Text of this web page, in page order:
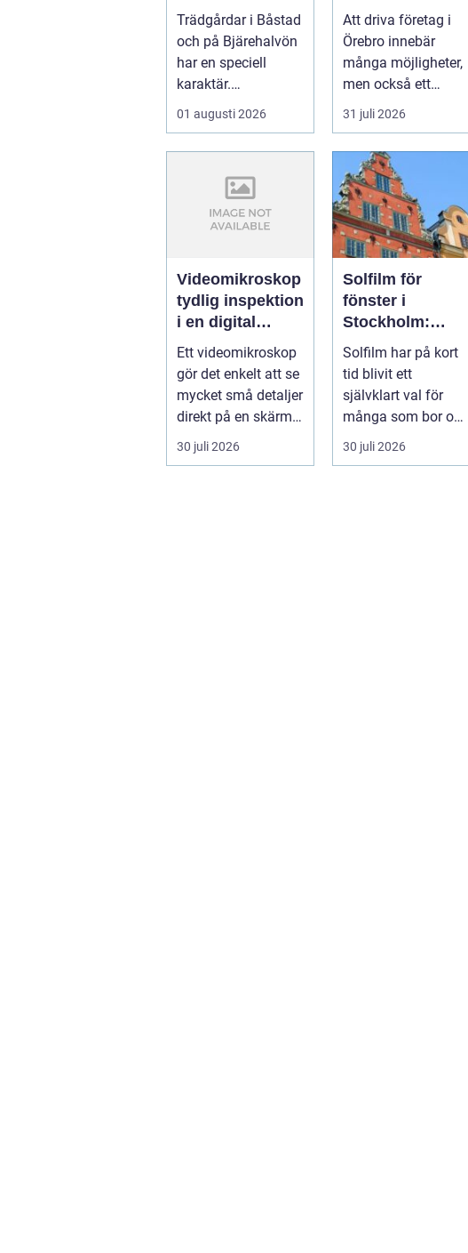
hållbar och
vacker trädgård
på bjäre
Trädgårdar i Båstad
och på Bjärehalvön
har en speciell
karaktär.
Kombinationen av
närheten till have...
01 augusti 2026
företagare
tryggare
ekonomi
Att driva företag i
Örebro innebär
många möjligheter,
men också ett
tydligt ansvar:
ekonomin måste v...
31 juli 2026
Videomikroskop
tydlig inspektion
i en digital
vardag
Ett videomikroskop
gör det enkelt att se
mycket små detaljer
direkt på en skärm, i
stället för genom...
30 juli 2026
Solfilm för
fönster i
Stockholm:
svalare,
tryggare och
mer privat
inomhusmiljö
Solfilm har på kort
tid blivit ett
självklart val för
många som bor och
arbeta...
30 juli 2026